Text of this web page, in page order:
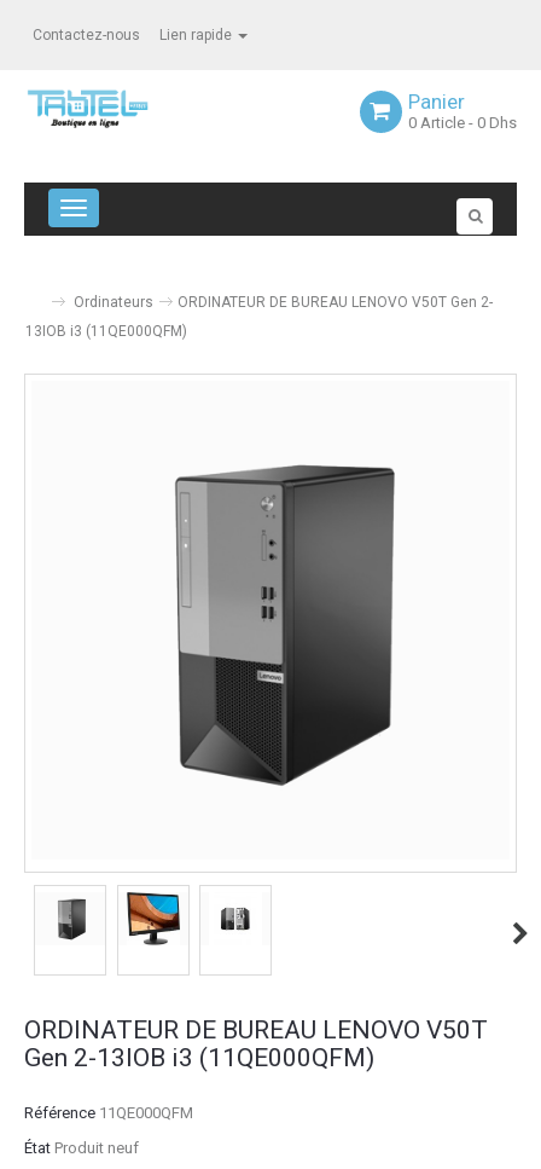
Contactez-nous Lien rapide
Panier
0 Article - 0 Dhs
Navigation bascule
Ordinateurs
ORDINATEUR DE BUREAU LENOVO V50T Gen 2-
13IOB i3 (11QE000QFM)
ORDINATEUR DE BUREAU LENOVO V50T
Gen 2-13IOB i3 (11QE000QFM)
Référence 11QE000QFM
État Produit neuf